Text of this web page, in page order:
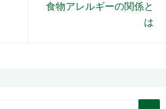
食物アレルギーの関係と
は